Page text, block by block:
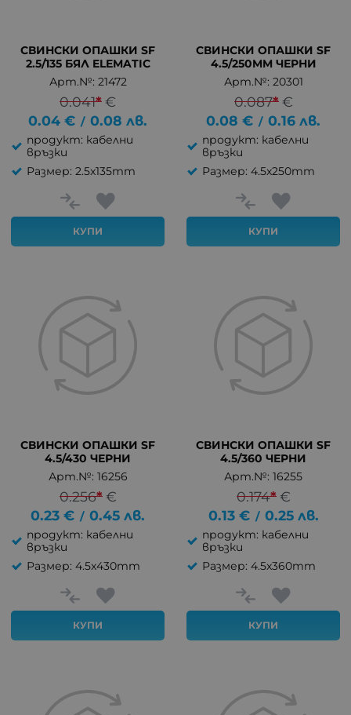
СВИНСКИ ОПАШКИ SF
2.5/135 БЯЛ ELEMATIC
Арт.№: 21472
0.041*€
0.04 € / 0.08 лв.
продукт: кабелни
връзки
Размер: 2.5x135mm
КУПИ
СВИНСКИ ОПАШКИ SF
4.5/250MM ЧЕРНИ
Арт.№: 20301
0.087* €
0.08 € / 0.16 лв.
продукт: кабелни
връзки
Размер: 4.5x250mm
КУПИ
СВИНСКИ ОПАШКИ SF
4.5/430 ЧЕРНИ
Арт.№: 16256
0.256* €
0.23 € / 0.45 лв.
продукт: кабелни
връзки
Размер: 4.5x430mm
КУПИ
СВИНСКИ ОПАШКИ SF
4.5/360 ЧЕРНИ
Арт.№: 16255
0.174* €
0.13 € / 0.25 лв.
продукт: кабелни
връзки
Размер: 4.5x360mm
КУПИ